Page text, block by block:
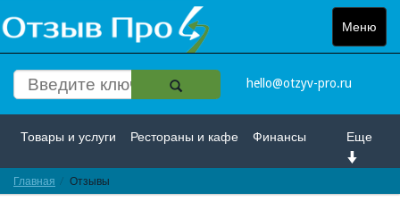
Меню
Toggle
hello@otzyv-pro.ru
Еще
Товары и услуги Рестораны и кафе Финансы
Красота и здоровье
Главная Отзывы